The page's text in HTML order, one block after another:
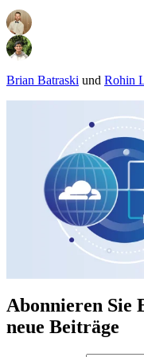
Brian Batraski und Rohin
Abonnieren Sie
neue Beiträge